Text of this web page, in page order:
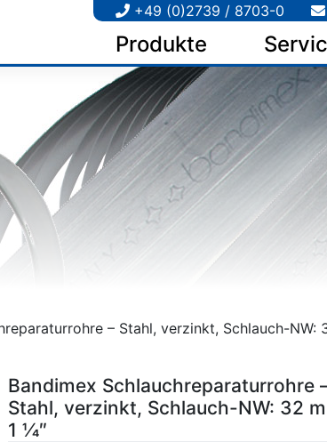
Produkte
+49 (0)2739 / 8703-0
– Stahl, verzinkt, Schlauch-NW:
Bandimex Schlauchreparaturrohre
Stahl, verzinkt, Schlauch-NW: 32
1 1⁄4″